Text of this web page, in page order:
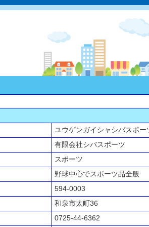
ユウゲンガイシャシバスポー
有限会社シバスポーツ
スポーツ
野球中心でスポーツ品全般
594-0003
和泉市太町36
0725-44-6362